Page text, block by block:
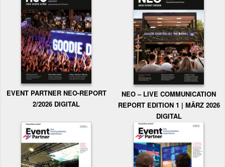
EVENT PARTNER NEO-REPORT
2/2026 DIGITAL
NEO – LIVE COMMUNICATION
REPORT EDITION 1 | MÄRZ 2026
DIGITAL